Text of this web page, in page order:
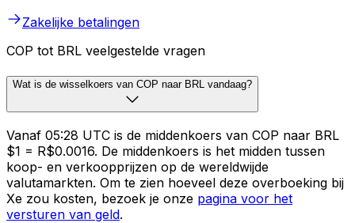
Zakelijke betalingen
COP tot BRL veelgestelde vragen
Wat is de wisselkoers van COP naar BRL vandaag?
Vanaf 05:28 UTC is de middenkoers van COP naar BRL
$1 = R$0.0016. De middenkoers is het midden tussen
koop- en verkoopprijzen op de wereldwijde
valutamarkten. Om te zien hoeveel deze overboeking bij
Xe zou kosten, bezoek je onze pagina voor het
versturen van geld.